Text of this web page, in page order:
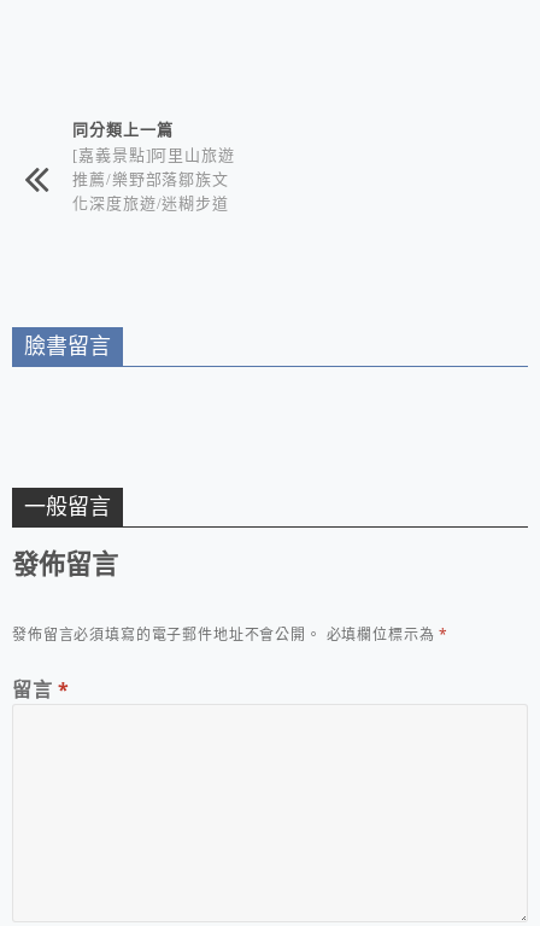
相連文章同分類上一篇
[嘉義景點]阿里山旅遊
推薦/樂野部落鄒族文
化深度旅遊/迷糊步道
臉書留言
一般留言
發佈留言
發佈留言必須填寫的電子郵件地址不會公開。 必填欄位標示為*
留言 *